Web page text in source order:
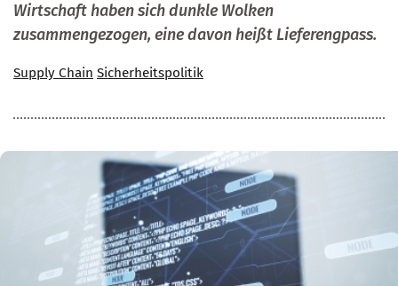
Wirtschaft haben sich dunkle Wolken
zusammengezogen, eine davon heißt Lieferengpass.
Supply Chain Sicherheitspolitik